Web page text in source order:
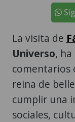
La visita de
Universo,
comentarios
reina de
cumplir una
sociales,
de sus